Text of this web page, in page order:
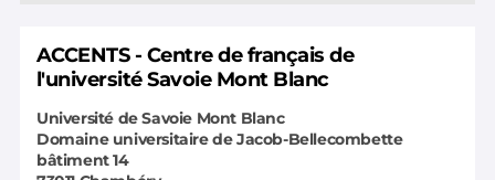
ACCENTS - Centre de français de
l'université Savoie Mont Blanc
Université de Savoie Mont Blanc
Domaine universitaire de Jacob-Bellecombette
bâtiment 14